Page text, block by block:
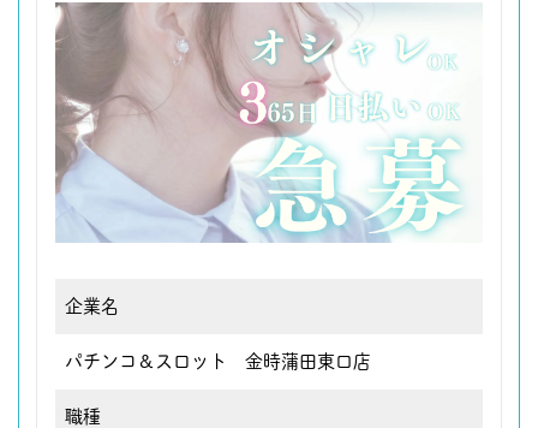
企業名
パチンコ＆スロット 金時蒲田東口店
職種